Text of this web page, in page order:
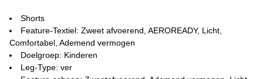
Shorts
Feature-Textiel: Zweet afvoerend, AEROREADY, Licht,
Comfortabel, Ademend vermogen
Doelgroep: Kinderen
Leg-Type: ver